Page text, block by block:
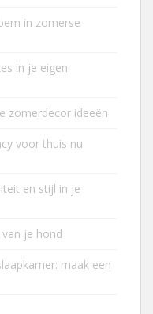
in zomerse
in je eigen
zomerdecor ideeën
voor thuis nu
en stijl in je
je hond
maak een